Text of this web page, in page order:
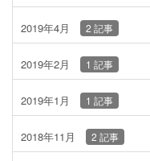
2019年4月 2 記事
2019年2月 1 記事
2019年1月 1 記事
2018年11月 2 記事